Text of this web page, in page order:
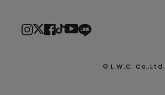
© L.W.C. Co.,Ltd.